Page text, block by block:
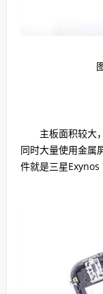
主板面积较大，
同时大量使用金属
件就是三星Exynos